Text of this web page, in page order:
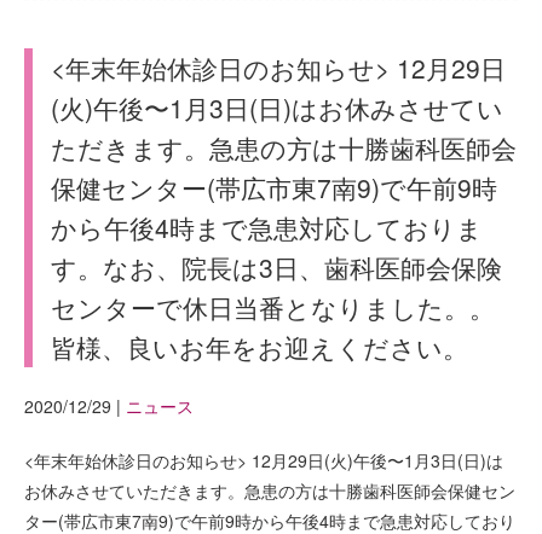
<年末年始休診日のお知らせ> 12月29日
(火)午後〜1月3日(日)はお休みさせてい
ただきます。急患の方は十勝歯科医師会
保健センター(帯広市東7南9)で午前9時
から午後4時まで急患対応しておりま
す。なお、院長は3日、歯科医師会保険
センターで休日当番となりました。。
皆様、良いお年をお迎えください。
2020/12/29 | ニュース
<年末年始休診日のお知らせ> 12月29日(火)午後〜1月3日(日)は
お休みさせていただきます。急患の方は十勝歯科医師会保健セン
ター(帯広市東7南9)で午前9時から午後4時まで急患対応しており